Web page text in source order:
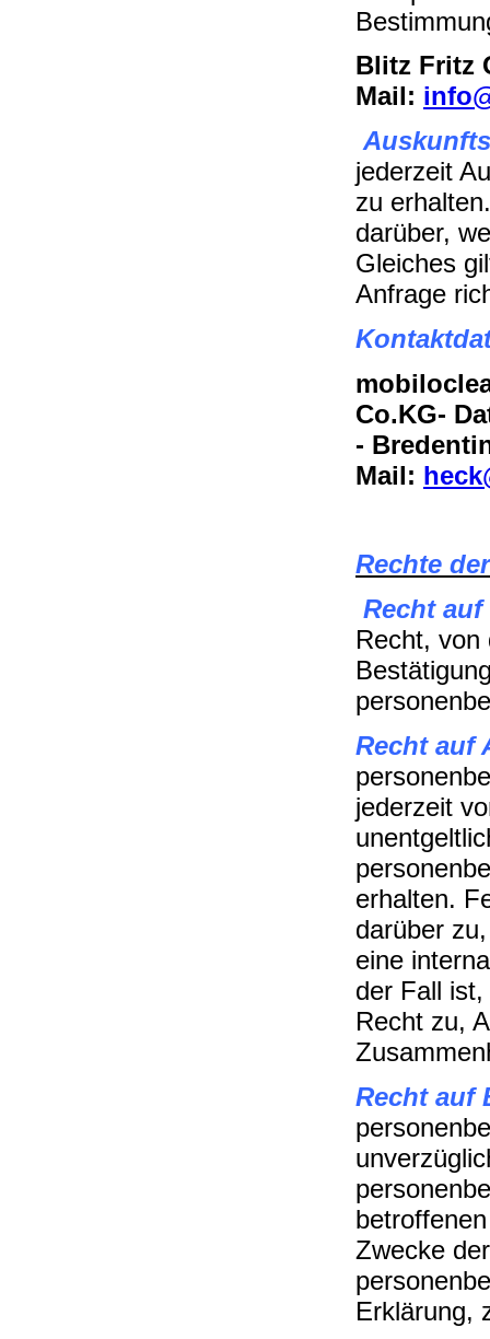
Blitz Fritz
Mail:
jederzeit
zu
darüber,
Gleiches
Anfrage
Co.KG-
-
Mail:
Rechte
Recht
Recht, von
Recht auf
jederzeit
erhalten.
darüber
eine
der Fall
Recht zu,
Recht auf
Zwecke
Erklärung,